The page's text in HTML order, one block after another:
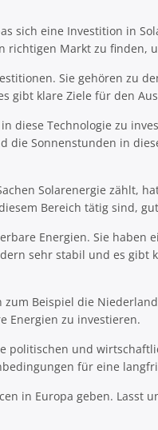
sich eine Investition in
richtigen Markt zu finden,
Sie gehören zu
gibt klare Ziele für den
diese Technologie zu
die Sonnenstunden in
Solarenergie zählt,
Bereich tätig sind,
Energien. Sie haben
sehr stabil und es
Beispiel die
Energien zu investieren.
politischen und
für eine
in Europa geben. Lasst